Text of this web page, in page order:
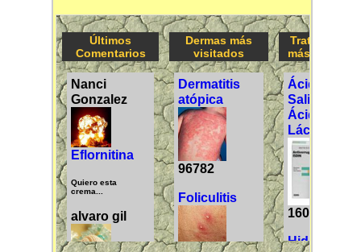
Últimos
Comentarios
Nanci
Gonzalez
Eflornitina
Quiero esta
crema...
alvaro gil
Dermas más
visitados
Dermatitis
atópica
96782
Foliculitis
95886
más
Ácido
Salicílico /
Ácido
Láctico
160273